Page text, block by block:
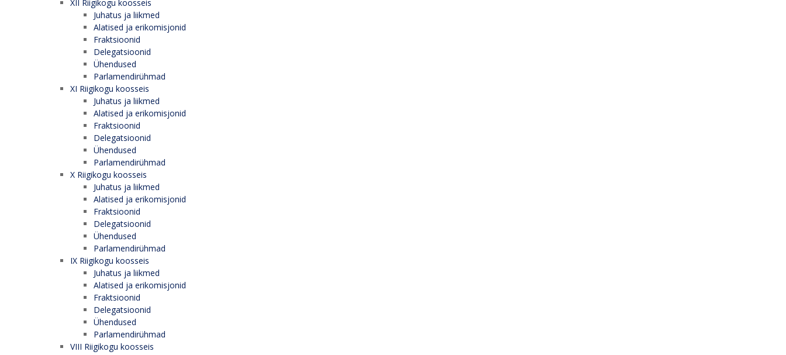
XII Riigikogu koosseis
Juhatus ja liikmed
Alatised ja erikomisjonid
Fraktsioonid
Delegatsioonid
Ühendused
Parlamendirühmad
XI Riigikogu koosseis
Juhatus ja liikmed
Alatised ja erikomisjonid
Fraktsioonid
Delegatsioonid
Ühendused
Parlamendirühmad
X Riigikogu koosseis
Juhatus ja liikmed
Alatised ja erikomisjonid
Fraktsioonid
Delegatsioonid
Ühendused
Parlamendirühmad
IX Riigikogu koosseis
Juhatus ja liikmed
Alatised ja erikomisjonid
Fraktsioonid
Delegatsioonid
Ühendused
Parlamendirühmad
VIII Riigikogu koosseis